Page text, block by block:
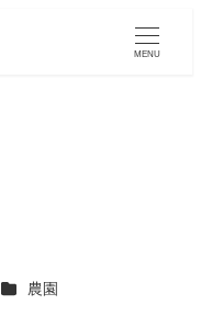
MENU
カテゴリー
農園